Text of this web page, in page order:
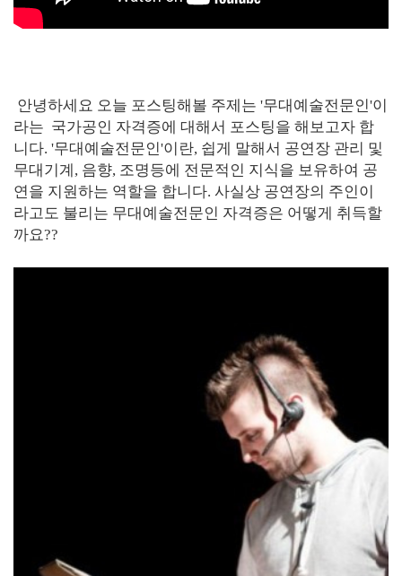
안녕하세요 오늘 포스팅해볼 주제는 '무대예술전문인'이
라는 국가공인 자격증에 대해서 포스팅을 해보고자 합
니다. '무대예술전문인'이란, 쉽게 말해서 공연장 관리 및
무대기계, 음향, 조명등에 전문적인 지식을 보유하여 공
연을 지원하는 역할을 합니다. 사실상 공연장의 주인이
라고도 불리는 무대예술전문인 자격증은 어떻게 취득할
까요??